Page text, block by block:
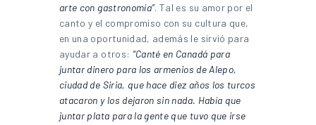
arte con gastronomía”. Tal es su amor por el
canto y el compromiso con su cultura que,
en una oportunidad, además le sirvió para
ayudar a otros: “Canté en Canadá para
juntar dinero para los armenios de Alepo,
ciudad de Siria, que hace diez años los turcos
atacaron y los dejaron sin nada. Había que
juntar plata para la gente que tuvo que irse